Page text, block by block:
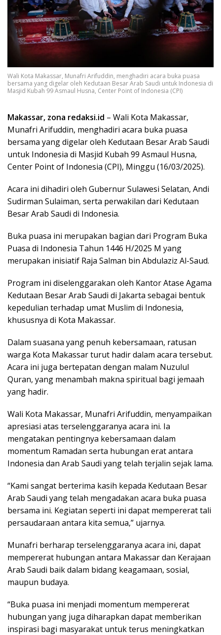
Wali Kota Makassar, Munafri Arifuddin, menghadiri acara buka puasa
bersama yang digelar oleh Kedutaan Besar Arab Saudi untuk Indonesia di
Masjid Kubah 99 Asmaul Husna, Center Point of Indonesia (CPI)
Makassar, zona redaksi.id – Wali Kota Makassar,
Munafri Arifuddin, menghadiri acara buka puasa
bersama yang digelar oleh Kedutaan Besar Arab Saudi
untuk Indonesia di Masjid Kubah 99 Asmaul Husna,
Center Point of Indonesia (CPI), Minggu (16/03/2025).
Acara ini dihadiri oleh Gubernur Sulawesi Selatan, Andi
Sudirman Sulaiman, serta perwakilan dari Kedutaan
Besar Arab Saudi di Indonesia.
Buka puasa ini merupakan bagian dari Program Buka
Puasa di Indonesia Tahun 1446 H/2025 M yang
merupakan inisiatif Raja Salman bin Abdulaziz Al-Saud.
Program ini diselenggarakan oleh Kantor Atase Agama
Kedutaan Besar Arab Saudi di Jakarta sebagai bentuk
kepedulian terhadap umat Muslim di Indonesia,
khususnya di Kota Makassar.
Dalam suasana yang penuh kebersamaan, ratusan
warga Kota Makassar turut hadir dalam acara tersebut.
Acara ini juga bertepatan dengan malam Nuzulul
Quran, yang menambah makna spiritual bagi jemaah
yang hadir.
Wali Kota Makassar, Munafri Arifuddin, menyampaikan
apresiasi atas terselenggaranya acara ini. Ia
mengatakan pentingnya kebersamaan dalam
momentum Ramadan serta hubungan erat antara
Indonesia dan Arab Saudi yang telah terjalin sejak lama.
“Kami sangat berterima kasih kepada Kedutaan Besar
Arab Saudi yang telah mengadakan acara buka puasa
bersama ini. Kegiatan seperti ini dapat mempererat tali
persaudaraan antara kita semua,” ujarnya.
Munafri berharap terselenggaranya acara ini, dapat
mempererat hubungan antara Makassar dan Kerajaan
Arab Saudi baik dalam bidang keagamaan, sosial,
maupun budaya.
“Buka puasa ini menjadi momentum mempererat
hubungan yang juga diharapkan dapat memberikan
inspirasi bagi masyarakat untuk terus meningkatkan